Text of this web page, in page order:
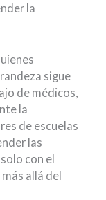
la
sigue
de médicos,
la
de escuelas
las
con el
allá del